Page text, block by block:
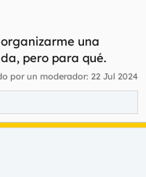
una
pero para qué.
por un moderador: 22 Jul 2024